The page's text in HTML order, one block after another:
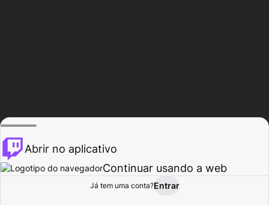
Procurar Atividade
Abrir no aplicativo
Continuar usando a web
Já tem uma conta?Entrar